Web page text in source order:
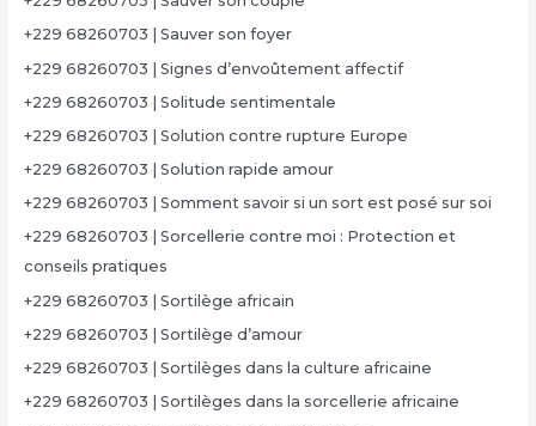
+229 68260703 | Sauver son foyer
+229 68260703 | Signes d’envoûtement affectif
+229 68260703 | Solitude sentimentale
+229 68260703 | Solution contre rupture Europe
+229 68260703 | Solution rapide amour
+229 68260703 | Somment savoir si un sort est posé sur soi
+229 68260703 | Sorcellerie contre moi : Protection et
conseils pratiques
+229 68260703 | Sortilège africain
+229 68260703 | Sortilège d’amour
+229 68260703 | Sortilèges dans la culture africaine
+229 68260703 | Sortilèges dans la sorcellerie africaine